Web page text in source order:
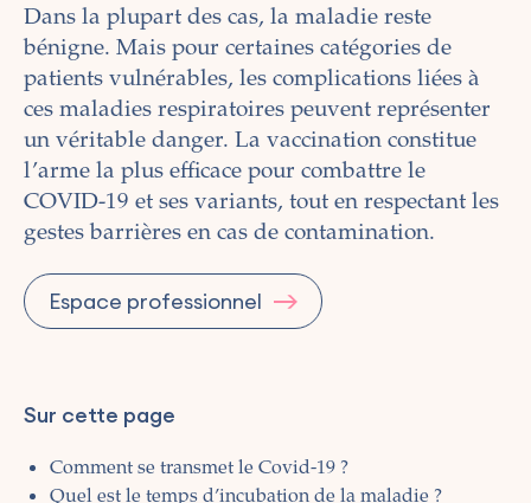
Dans la plupart des cas, la maladie reste
bénigne. Mais pour certaines catégories de
patients vulnérables, les complications liées à
ces maladies respiratoires peuvent représenter
un véritable danger. La vaccination constitue
l’arme la plus efficace pour combattre le
COVID-19 et ses variants, tout en respectant les
gestes barrières en cas de contamination.
Espace professionnel
Sur cette page
Comment se transmet le Covid-19 ?
Quel est le temps d’incubation de la maladie ?